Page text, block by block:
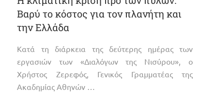
Bαρύ το κόστος για τον πλανήτη και
την Ελλάδα
Κατά τη διάρκεια της δεύτερης ημέρας των
εργασιών των «Διαλόγων της Νισύρου», ο
Χρήστος Ζερεφός, Γενικός Γραμματέας της
Ακαδημίας Αθηνών …